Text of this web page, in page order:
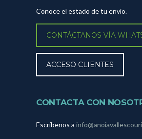
Conoce el estado de tu envío.
CONTÁCTANOS VÍA
ACCESO CLIENTES
CONTACTA CON
Escríbenos a